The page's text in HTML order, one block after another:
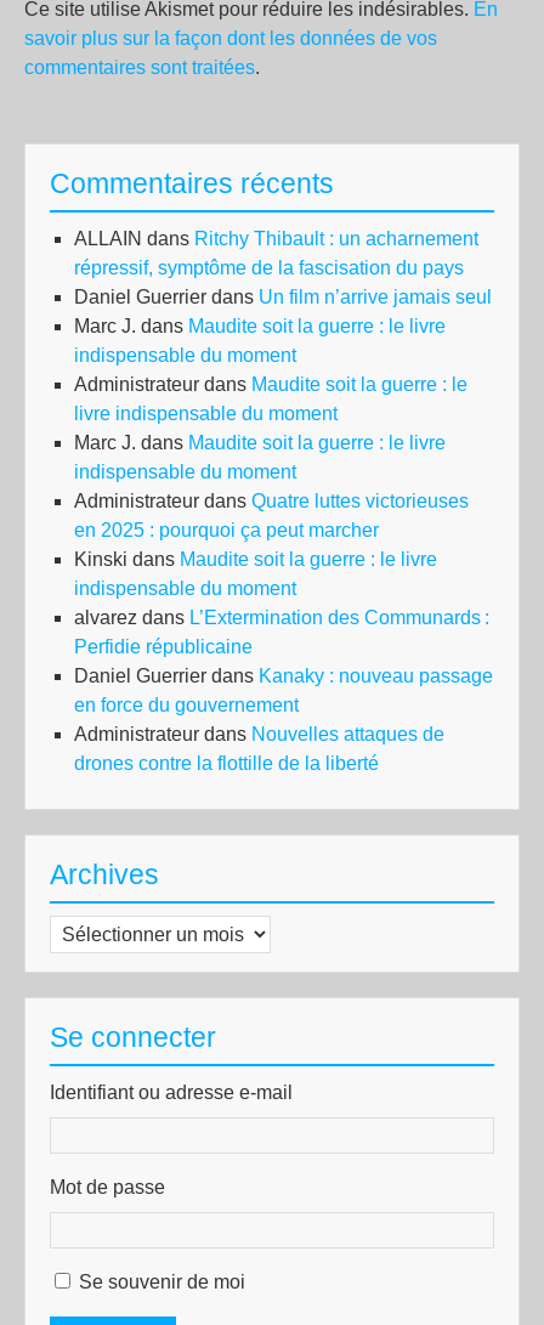
Ce site utilise Akismet pour réduire les indésirables. En
savoir plus sur la façon dont les données de vos
commentaires sont traitées.
Commentaires récents
ALLAIN dans Ritchy Thibault : un acharnement
répressif, symptôme de la fascisation du pays
Daniel Guerrier dans Un film n’arrive jamais seul
Marc J. dans Maudite soit la guerre : le livre
indispensable du moment
Administrateur dans Maudite soit la guerre : le
livre indispensable du moment
Marc J. dans Maudite soit la guerre : le livre
indispensable du moment
Administrateur dans Quatre luttes victorieuses
en 2025 : pourquoi ça peut marcher
Kinski dans Maudite soit la guerre : le livre
indispensable du moment
alvarez dans L’Extermination des Communards :
Perfidie républicaine
Daniel Guerrier dans Kanaky : nouveau passage
en force du gouvernement
Administrateur dans Nouvelles attaques de
drones contre la flottille de la liberté
Archives
Archives
Se connecter
Identifiant ou adresse e-mail
Mot de passe
Se souvenir de moi